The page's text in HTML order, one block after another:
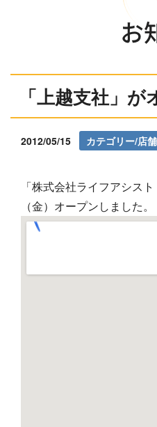
お
「上越支社」
2012/05/15 カテゴリー/店
「株式会社ライフアシス
（金）オープンしました。